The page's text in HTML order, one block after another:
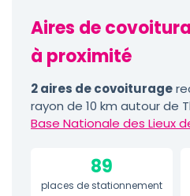
Aires de
à proximité
2 aires de covoiturage
rayon de 10 km autour de
Base Nationale des Lieux
89
places de stationnement